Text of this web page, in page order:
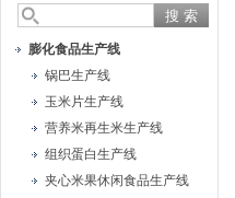
膨化食品生产线
锅巴生产线
玉米片生产线
营养米再生米生产线
组织蛋白生产线
夹心米果休闲食品生产线